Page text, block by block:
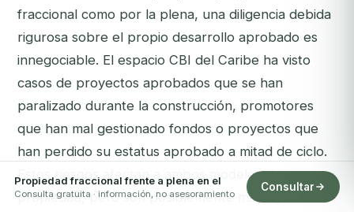
fraccional como por la plena, una diligencia debida
rigurosa sobre el propio desarrollo aprobado es
innegociable. El espacio CBI del Caribe ha visto
casos de proyectos aprobados que se han
paralizado durante la construcción, promotores
que han mal gestionado fondos o proyectos que
han perdido su estatus aprobado a mitad de ciclo.
Estos riesgos afectan a ambos modelos de
propiedad, pero son posiblemente más agudos en
Propiedad fraccional frente a plena en el
Consulta gratuita · información, no asesoramiento
Consultar